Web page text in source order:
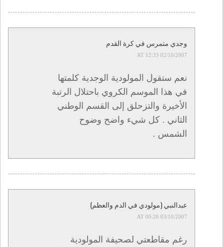
وجدي متمرس في كرة القدم
02/10/2007 AT 12:33
نعم ستقول المولودية الوجدية كلمتها
في هذا الموسم الكروي باحتلال الرتبة
الأخيرة والتزحلق إلى القسم الوطني
الثاني . كل شيء واضح وضوح
الشمس .
عبدالنبي (مولودي في الدم والعظم)
03/10/2007 AT 00:26
رغم مقاطعتي لصحيفة المولودية